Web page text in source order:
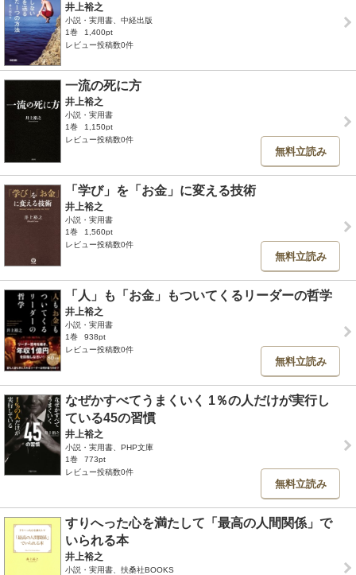
井上裕之
小説・実用書、中経出版
1巻
1,400pt
レビュー投稿数0件
一流の死に方
井上裕之
小説・実用書
1巻
1,150pt
レビュー投稿数0件
無料立読み
「学び」を「お金」に変える技術
井上裕之
小説・実用書
1巻
1,560pt
レビュー投稿数0件
無料立読み
「人」も「お金」もついてくるリーダーの哲学
井上裕之
小説・実用書
1巻
938pt
レビュー投稿数0件
無料立読み
なぜかすべてうまくいく 1％の人だけが実行し
ている45の習慣
井上裕之
小説・実用書、PHP文庫
1巻
773pt
レビュー投稿数0件
無料立読み
すりへった心を満たして「最高の人間関係」で
いられる本
井上裕之
小説・実用書、扶桑社BOOKS